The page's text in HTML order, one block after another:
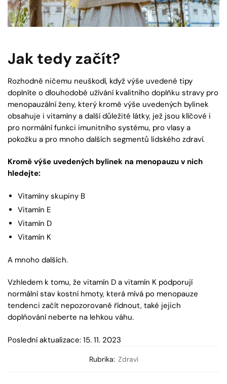
Jak tedy začít?
Rozhodně ničemu neuškodí, když výše uvedené tipy
doplníte o dlouhodobé užívání kvalitního doplňku stravy pro
menopauzální ženy, který kromě výše uvedených bylinek
obsahuje i vitamíny a další důležité látky, jež jsou klíčové i
pro normální funkci imunitního systému, pro vlasy a
pokožku a pro mnoho dalších segmentů lidského zdraví.
Kromě výše uvedených bylinek na menopauzu v nich
hledejte:
Vitamíny skupiny B
Vitamín E
Vitamín D
Vitamín K
A mnoho dalších.
Vzhledem k tomu, že vitamín D a vitamín K podporují
normální stav kostní hmoty, která mívá po menopauze
tendenci začít nepozorovaně řídnout, také jejich
doplňování neberte na lehkou váhu.
Poslední aktualizace: 15. 11. 2023
Rubrika: Zdraví